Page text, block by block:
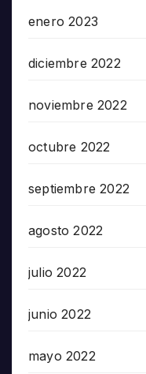
enero 2023
diciembre 2022
noviembre 2022
octubre 2022
septiembre 2022
agosto 2022
julio 2022
junio 2022
mayo 2022